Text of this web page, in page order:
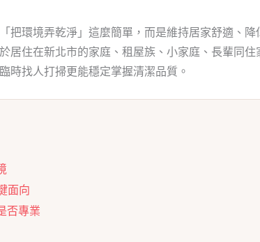
把環境弄乾淨」這麼簡單，而是維持居家舒適、
居住在新北市的家庭、租屋族、小家庭、長輩同
時找人打掃更能穩定掌握清潔品質。
面向
否專業